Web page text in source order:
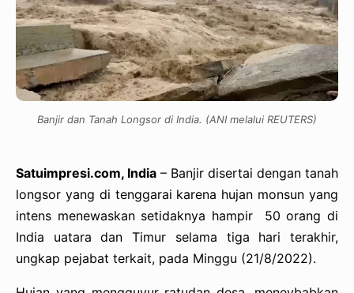
Banjir dan Tanah Longsor di India. (ANI melalui REUTERS)
Satuimpresi.com, India – Banjir disertai dengan tanah
longsor yang di tenggarai karena hujan monsun yang
intens menewaskan setidaknya hampir 50 orang di
India uatara dan Timur selama tiga hari terakhir,
ungkap pejabat terkait, pada Minggu (21/8/2022).